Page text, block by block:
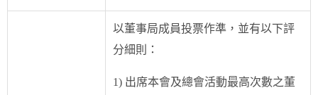
以董事局成員投票作準，並有以下評
分細則：
1) 出席本會及總會活動最高次數之董